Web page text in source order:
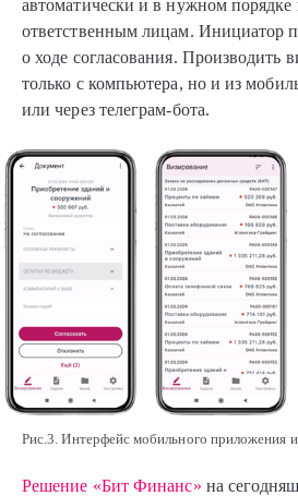
автоматически и в нужном порядке
ответственным лицам. Инициатор
о ходе согласования. Производить
только с компьютера, но и из
или через телеграм-бота.
Рис.3. Интерфейс мобильного приложения и
Решение «Бит Финанс» на